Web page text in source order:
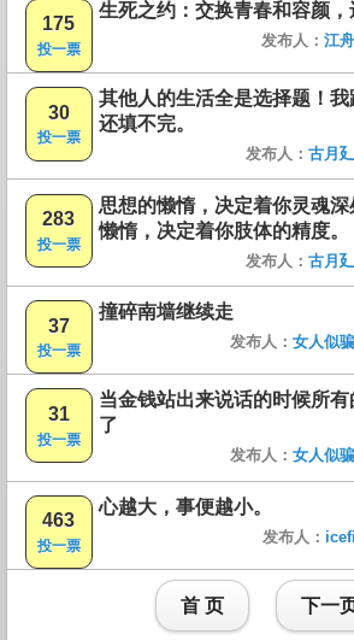
175
投一票
生死之约：交换青春和容颜
发布人： 江
30
投一票
其他人的生活全是选择题！我
还填不完。
发布人： 古月
283
投一票
思想的懒惰，决定着你灵魂
懒惰，决定着你肢体的精度。
发布人： 古月
37
投一票
撞碎南墙继续走
发布人： 女人似
31
投一票
当金钱站出来说话的时候所
了
发布人： 女人似
463
投一票
心越大，事便越小。
发布人：
首 页 下一